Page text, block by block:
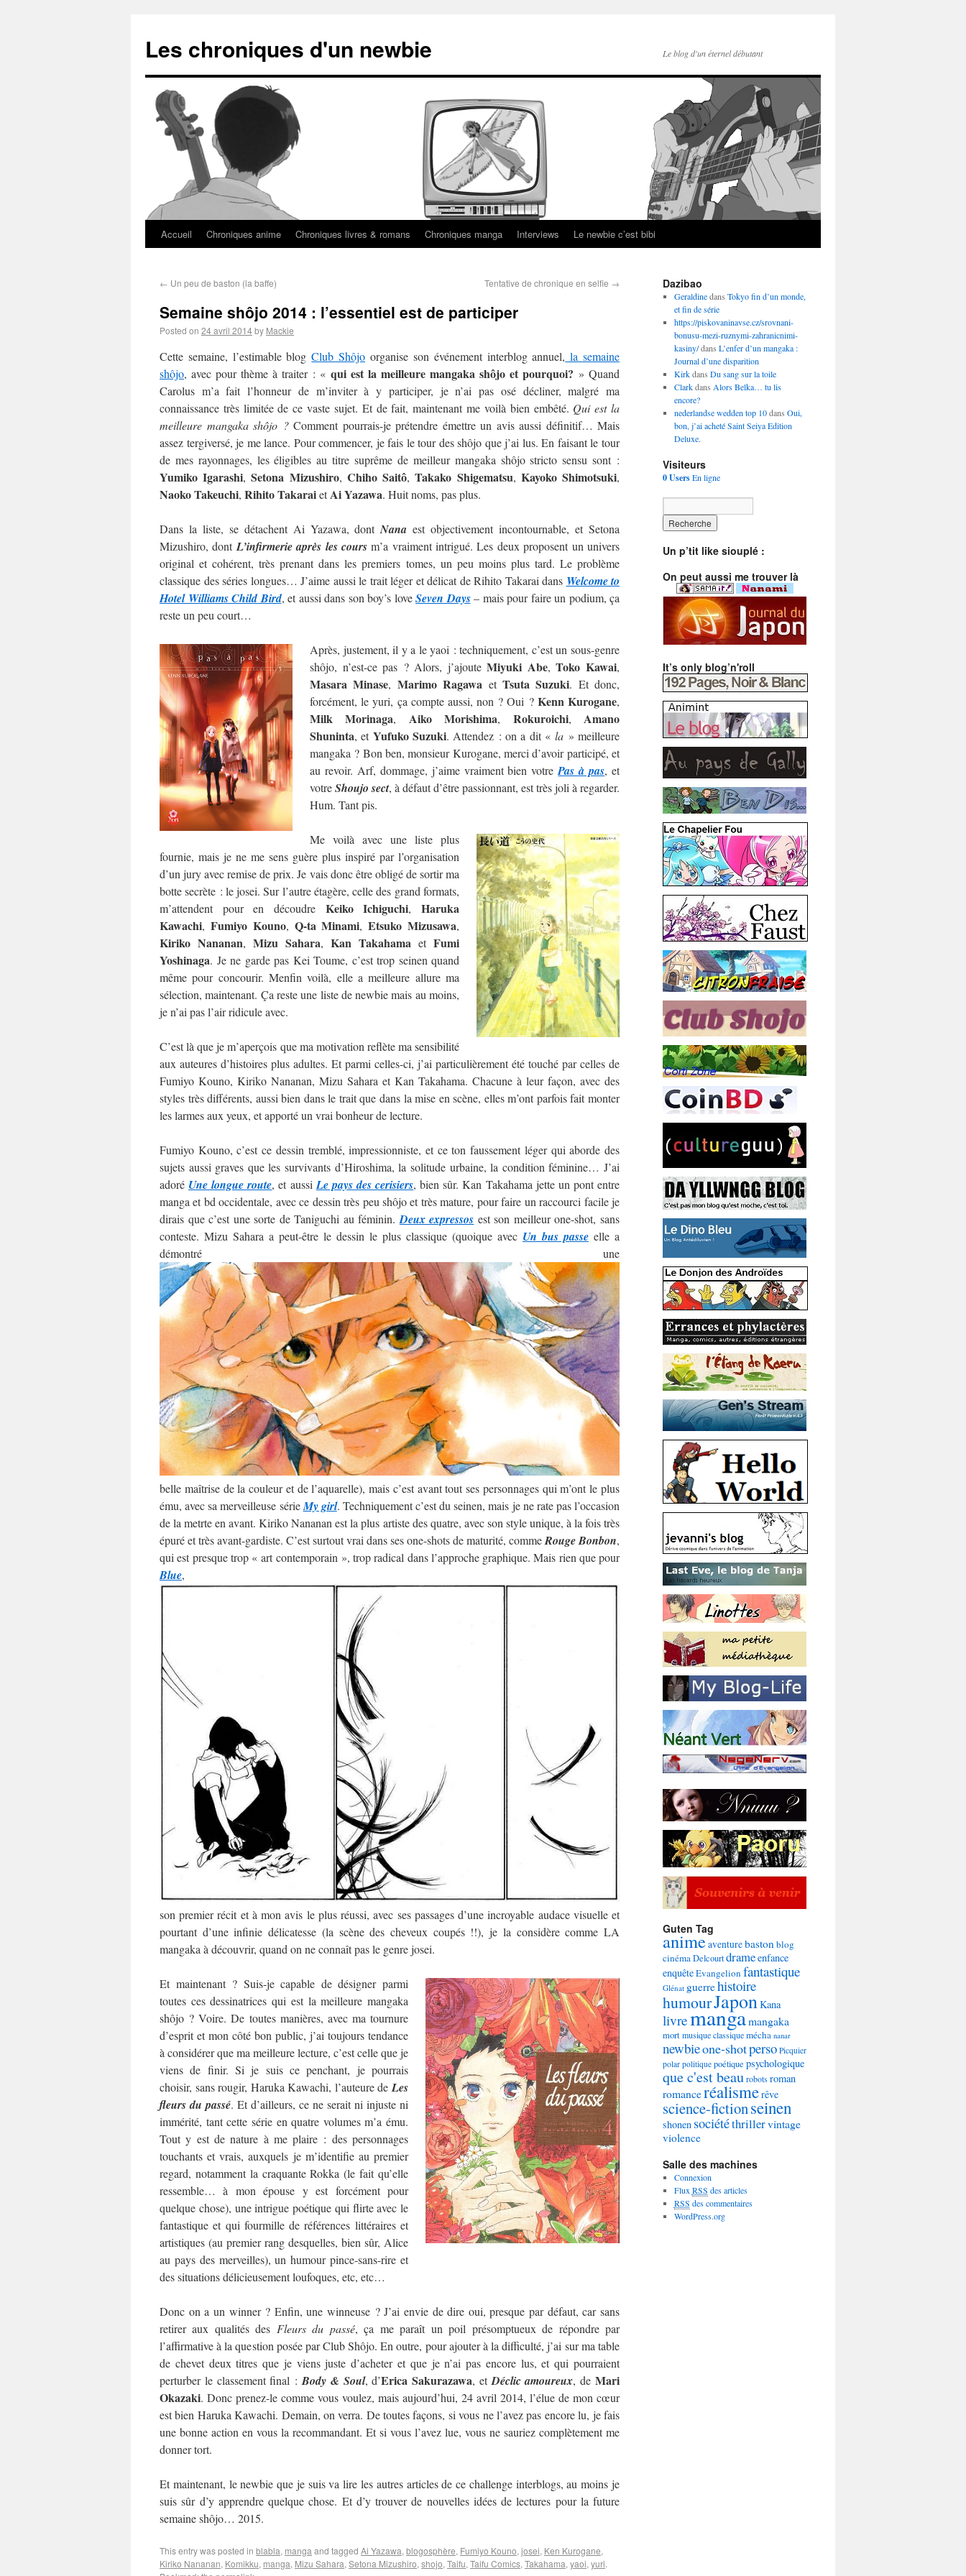
Les chroniques d'un newbie Le blog d'un éternel débutant
Accueil Chroniques anime Chroniques livres & romans Chroniques manga Interviews Le newbie c’est bibi
← Un peu de baston (la baffe) Tentative de chronique en selfie →
Semaine shôjo 2014 : l’essentiel est de participer
Posted on 24 avril 2014by Mackie
Cette semaine, l’estimable blogClub Shôjo organise son événement interblog annuel, la semaine
shôjo, avec pour thème à traiter : « qui est la meilleure mangaka shôjo et pourquoi? » Quand
Carolus m’a fait l’honneur de m’inviter à y participer, je n’ai pas osé décliner, malgré ma
connaissance très limitée de ce vaste sujet. Et de fait, maintenant me voilà bien embêté. Qui est la
meilleure mangaka shôjo ?Comment pourrais-je prétendre émettre un avis aussi définitif… Mais
assez tergiversé, je me lance. Pour commencer, je fais le tour des shôjo que j’ai lus. En faisant le tour
de mes rayonnages, les éligibles au titre suprême de meilleur mangaka shôjo stricto sensu sont :
Yumiko Igarashi,Setona Mizushiro, Chiho Saitô,Takako Shigematsu, Kayoko Shimotsuki,
NaokoTakeuchi, Rihito TakaraietAiYazawa. Huit noms, pas plus.
Dans la liste, se détachent Ai Yazawa, dontNana est objectivement incontournable, et Setona
Mizushiro, dont L’infirmerie après les coursm’a vraiment intrigué. Les deux proposent un univers
original et cohérent, très prenant dans les premiers tomes, un peu moins plus tard. Le problème
classique des séries longues… J’aime aussi le trait léger et délicat de Rihito Takarai dans Welcome to
Hotel Williams Child Bird, et aussi dans son boy’s loveSeven Days– mais pour faire un podium, ça
reste un peu court…
Après, justement, il y a le yaoi : techniquement, c’est un sous-genre
shôjo, n’est-ce pas ? Alors, j’ajouteMiyuki Abe,Toko Kawai,
Masara Minase, Marimo Ragawa et Tsuta Suzuki. Et donc,
forcément, le yuri, ça compte aussi, non ? Oui ? Kenn Kurogane,
Milk Morinaga, Aiko Morishima, Rokuroichi, Amano
Shuninta, et Yufuko Suzuki. Attendez : on a dit «la » meilleure
mangaka ? Bon ben, monsieur Kurogane, merci d’avoir participé, et
au revoir. Arf, dommage, j’aime vraiment bien votrePas à pas, et
votreShoujo sect, à défaut d’être passionnant, est très joli à regarder.
Hum. Tant pis.
Me voilà avec une liste plus
fournie, mais je ne me sens guère plus inspiré par l’organisation
d’un jury avec remise de prix. Je vais donc être obligé de sortir ma
botte secrète : le josei. Sur l’autre étagère, celle des grand formats,
m’attendent pour en découdre Keiko Ichiguchi,Haruka
Kawachi, Fumiyo Kouno, Q-ta Minami,Etsuko Mizusawa,
Kiriko Nananan, Mizu Sahara, Kan Takahama et Fumi
Yoshinaga. Je ne garde pas Kei Toume, c’est trop seinen quand
même pour concourir. Menfin voilà, elle a meilleure allure ma
sélection, maintenant. Ça reste une liste de newbie mais au moins,
je n’ai pas l’air ridicule avec.
C’est là que je m’aperçois que ma motivation reflète ma sensibilité
aux auteures d’histoires plus adultes. Et parmi celles-ci, j’ai particulièrement été touché par celles de
Fumiyo Kouno, Kiriko Nananan, Mizu Sahara et Kan Takahama. Chacune à leur façon, avec des
styles très différents, aussi bien dans le trait que dans la mise en scène, elles m’ont parfois fait monter
les larmes aux yeux, et apporté un vrai bonheur de lecture.
Fumiyo Kouno, c’est ce dessin tremblé, impressionniste, et ce ton faussement léger qui aborde des
sujets aussi graves que les survivants d’Hiroshima, la solitude urbaine, la condition féminine… J’ai
adoré Une longue route, et aussi Le pays des cerisiers, bien sûr. Kan Takahama jette un pont entre
manga et bd occidentale, avec ce dessin très peu shôjo et très mature, pour faire un raccourci facile je
dirais que c’est une sorte de Taniguchi au féminin. Deux expressos est son meilleur one-shot, sans
conteste. Mizu Sahara a peut-être le dessin le plus classique (quoique avec Un bus passe elle a
démontré une
belle maîtrise de la couleur et de l’aquarelle), mais c’est avant tout ses personnages qui m’ont le plus
ému, avec sa merveilleuse sérieMy girl. Techniquement c’est du seinen, mais je ne rate pas l’occasion
de la metrte en avant. Kiriko Nananan est la plus artiste des quatre, avec son style unique, à la fois très
épuré et très avant-gardiste. C’est surtout vrai dans ses one-shots de maturité, commeRouge Bonbon,
qui est presque trop « art contemporain », trop radical dans l’approche graphique. Mais rien que pour
Blue,
son premier récit et à mon avis le plus réussi, avec ses passages d’une incroyable audace visuelle et
pourtant d’une infinie délicatesse (la scène des cheveux coupés !!), je la considère comme LA
mangaka à découvrir, quand on ne connaît pas le genre josei.
Et maintenant ? Suis-je capable de désigner parmi
toutes ces dessinatrices qui est la meilleure mangaka
shôjo ? Voire. De toutes manières, avec ma tournure
d’esprit et mon côté bon public, j’ai toujours tendance
à considérer que ma meilleure lecture, c’est celle que je
viens de finir. Si je suis ce penchant, je pourrais
choisir, sans rougir, Haruka Kawachi, l’auteure deLes
fleurs du passé. Et d’ailleurs, ce ne serait ni injuste ni
immérité, tant cette série en quatre volumes m’a ému.
Tout y est de nature à me plaire : des personnages
touchants et vrais, auxquels je m’identifie au premier
regard, notamment la craquante Rokka (le fait qu’elle
ressemble… à mon épouse y est forcément pour
quelque chose), une intrigue poétique qui flirte avec le
fantastique et qui fourmille de références littéraires et
artistiques (au premier rang desquelles, bien sûr, Alice
au pays des merveilles), un humour pince-sans-rire et
des situations délicieusement loufoques, etc, etc…
Donc on a un winner ? Enfin, une winneuse ? J’ai envie de dire oui, presque par défaut, car sans
retirer aux qualités des Fleurs du passé, ça me paraît un poil présomptueux de répondre par
l’affirmative à la question posée par Club Shôjo. En outre, pour ajouter à la difficulté, j’ai sur ma table
de chevet deux titres que je viens juste d’acheter et que je n’ai pas encore lus, et qui pourraient
perturber le classement final :Body & Soul, d’Erica Sakurazawa, etDéclic amoureux, deMari
Okazaki. Donc prenez-le comme vous voulez, mais aujourd’hui, 24 avril 2014, l’élue de mon cœur
est bien Haruka Kawachi. Demain, on verra. De toutes façons, si vous ne l’avez pas encore lu, je fais
une bonne action en vous la recommandant. Et si vous l’avez lue, vous ne sauriez complètement me
donner tort.
Et maintenant, le newbie que je suis va lire les autres articles de ce challenge interblogs, au moins je
suis sûr d’y apprendre quelque chose. Et d’y trouver de nouvelles idées de lectures pour la future
semaine shôjo… 2015.
This entry was posted in blabla, manga and tagged Ai Yazawa, blogosphère, Fumiyo Kouno, josei, Ken Kurogane,
Kiriko Nananan, Komikku, manga, Mizu Sahara, Setona Mizushiro, shojo, Taifu, Taifu Comics, Takahama, yaoi, yuri.
Dazibao
Geraldinedans Tokyo fin d’un monde,
et fin de série
https://piskovaninavse.cz/srovnani-
bonusu-mezi-ruznymi-zahranicnimi-
kasiny/dans L’enfer d’un mangaka :
Journal d’une disparition
Kirkdans Du sang sur la toile
Clarkdans Alors Belka… tu lis
encore?
nederlandse wedden top 10dans Oui,
bon, j’ai acheté Saint Seiya Edition
Deluxe.
Visiteurs
0 UsersEn ligne
Un p’tit like siouplé :
On peut aussi me trouver là
It’s only blog’n'roll
Guten Tag
animeaventurebaston blog
cinémaDelcourtdrameenfance
enquêteEvangelion fantastique
Glénat guerrehistoire
humourJapon Kana
livremangamangaka
mortmusique classiquemécha nanar
newbieone-shotperso Picquier
polar politique poétique psychologique
que c'est beaurobotsroman
romanceréalismerêve
science-fictionseinen
shonen sociététhrillervintage
violence
Salle des machines
Connexion
Flux RSS des articles
RSS des commentaires
WordPress.org